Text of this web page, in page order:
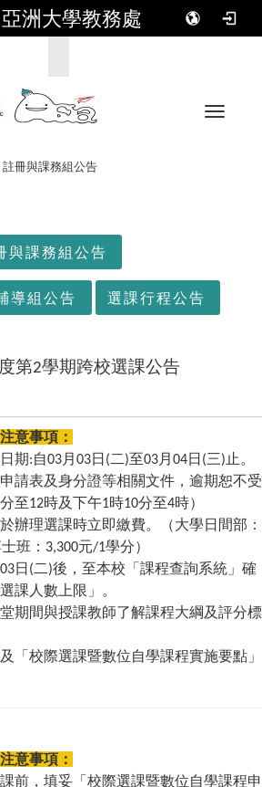
亞洲大學教務處
Toggle
註冊與課務組公告
與課務組公告
導組公告 選課行程公告
第2學期跨校選課公告
意事項 ：
期:自03月 03日 (二)至03月 04日 (三) 止。
請表及身分證等相關文件，逾期恕不受
分至12時及下午1時10分至4時）
辦理選課時立即繳費。（大學日間部：
班： 3,300元/1學分）
03日 (二)後，至本校「課程查詢系統」確
課人數上限」。
期間與授課教師了解課程大綱及評分標
「校際選課暨數位自學課程實施要點」
意事項：
前，填妥「校際選課暨數位自學課程申